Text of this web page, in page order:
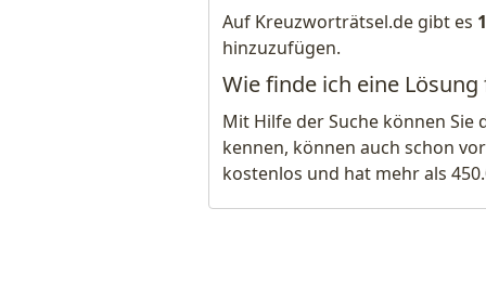
Auf Kreuzworträtsel.de gibt es
hinzuzufügen.
Wie finde ich eine
Mit Hilfe der Suche können Sie
kennen, können auch schon
kostenlos und hat mehr als